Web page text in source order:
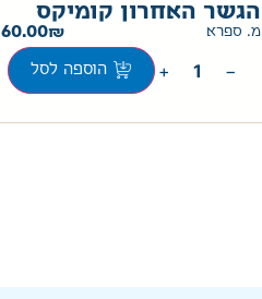
הגשר האחרון קומיקס
מ. ספרא 60.00
−
+ הוספה לסל